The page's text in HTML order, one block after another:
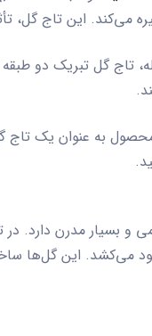
می‌کند. این تاج گل،
تاج گل تبریک دو طبقه
محصول به عنوان یکتاج
و بسیار مدرن دارد. در
می‌کشد. این گل‌ها